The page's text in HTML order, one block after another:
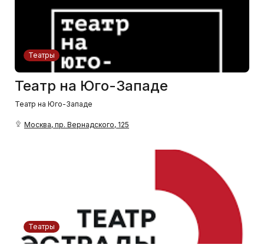
Театры
Театр на Юго-Западе
Театр на Юго-Западе
Москва, пр. Вернадского, 125
Театры